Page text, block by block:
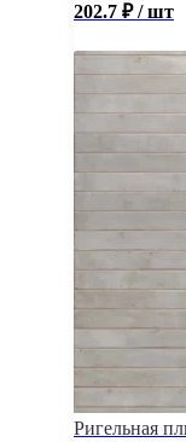
202.7 ₽ / шт
Ригельная